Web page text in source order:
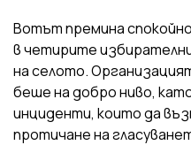
Вотът премина
в четирите
на селото.
беше на добро ниво,
инциденти, които да
протичане на